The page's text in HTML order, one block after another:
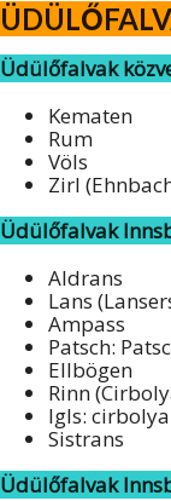
Üdülőfalvak
Kematen
Rum
Völs
Zirl
Üdülőfalvak
Aldrans
Lans
Ampass
Patsch:
Ellbögen
Rinn
Igls:
Sistrans
Üdülőfalvak